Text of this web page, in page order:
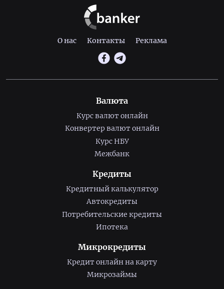
О нас Контакты Реклама
Валюта
Курс валют онлайн
Конвертер валют онлайн
Курс НБУ
Межбанк
Кредиты
Кредитный калькулятор
Автокредиты
Потребительские кредиты
Ипотека
Микрокредиты
Кредит онлайн на карту
Микрозаймы